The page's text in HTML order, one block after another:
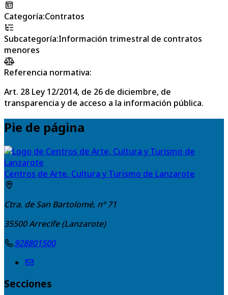
Categoría:Contratos
Subcategoría:Información trimestral de contratos
menores
Referencia normativa:
Art. 28 Ley 12/2014, de 26 de diciembre, de
transparencia y de acceso a la información pública.
Pie de página
Centros de Arte, Cultura y Turismo de Lanzarote
Ctra. de San Bartolomé, nº 71
35500Arrecife (Lanzarote)
928801500
Secciones